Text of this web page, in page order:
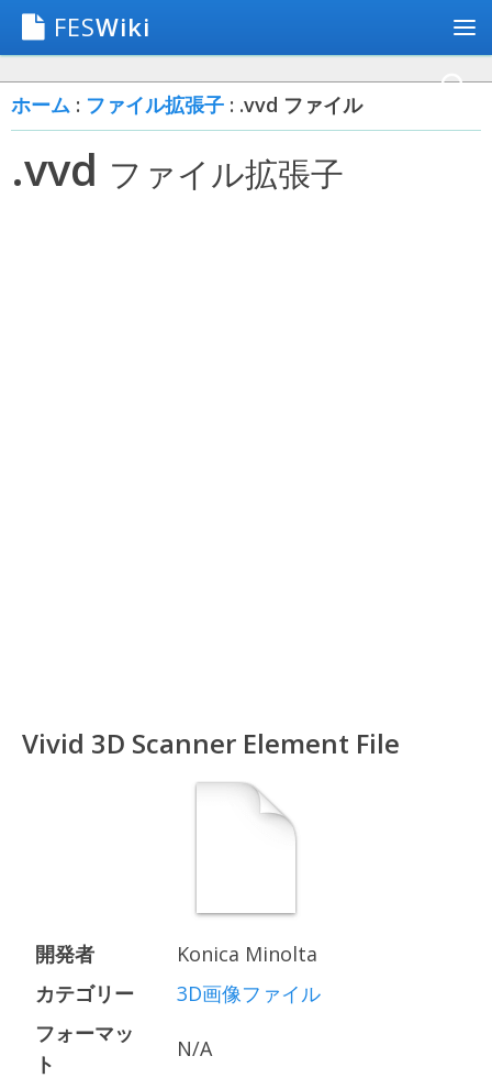
FESWiki
ホーム : ファイル拡張子 : .vvd ファイル
.vvd ファイル拡張子
Vivid 3D Scanner Element File
開発者
Konica Minolta
カテゴリー
3D画像ファイル
フォーマッ
ト
N/A